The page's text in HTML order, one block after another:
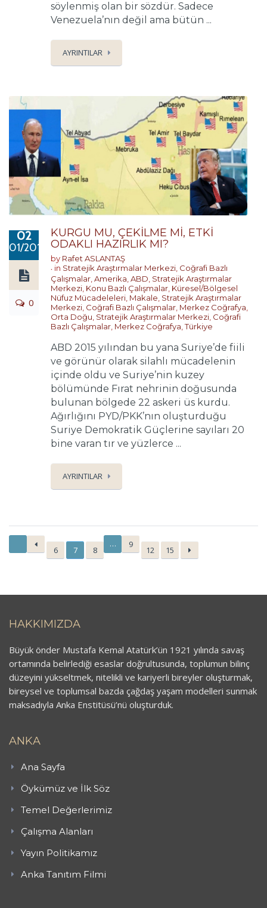
söylenmiş olan bir sözdür. Sadece
Venezuela’nın değil ama bütün ...
AYRINTILAR
02
01/2019
0
KURGU MU, ÇEKİLME Mİ, ETKİ
ODAKLI HAZIRLIK MI?
by Rafet ASLANTAŞ
in Stratejik Araştırmalar Merkezi Coğrafi Bazlı
Çalışmalar Amerika ABD Stratejik Araştırmalar
Merkezi Konu Bazlı Çalışmalar Küresel/Bölgesel
Nüfuz Mücadeleleri Makale Stratejik Araştırmalar
Merkezi Coğrafi Bazlı Çalışmalar Merkez Coğrafya
Orta Doğu Stratejik Araştırmalar Merkezi Coğrafi
Bazlı Çalışmalar Merkez Coğrafya ,Türkiye
ABD 2015 yılından bu yana Suriye’de fiili
ve görünür olarak silahlı mücadelenin
içinde oldu ve Suriye’nin kuzey
bölümünde Fırat nehrinin doğusunda
bulunan bölgede 22 askeri üs kurdu.
Ağırlığını PYD/PKK’nın oluşturduğu
Suriye Demokratik Güçlerine sayıları 20
bine varan tır ve yüzlerce ...
AYRINTILAR
6 7 8
… 9
12 15
HAKKIMIZDA
Büyük önder Mustafa Kemal Atatürk’ün 1921 yılında savaş
ortamında belirlediği esaslar doğrultusunda, toplumun bilinç
düzeyini yükseltmek, nitelikli ve kariyerli bireyler oluşturmak,
bireysel ve toplumsal bazda çağdaş yaşam modelleri sunmak
maksadıyla Anka Enstitüsü’nü oluşturduk.
ANKA
Ana Sayfa
Öykümüz ve İlk Söz
Temel Değerlerimiz
Çalışma Alanları
Yayın Politikamız
Anka Tanıtım Filmi